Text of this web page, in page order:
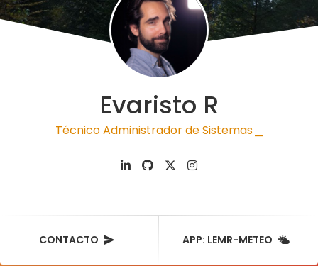
Evaristo R
Técnico Administrador de Sistemas |
CONTACTO APP: LEMR-METEO